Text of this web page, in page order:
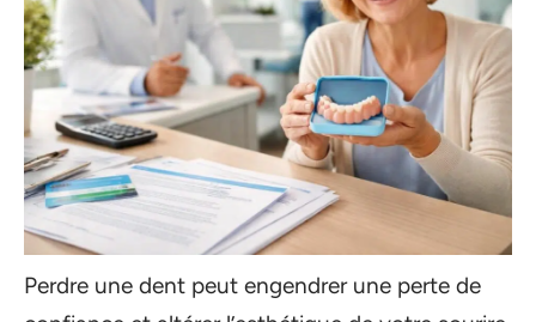
Perdre une dent peut engendrer une perte de